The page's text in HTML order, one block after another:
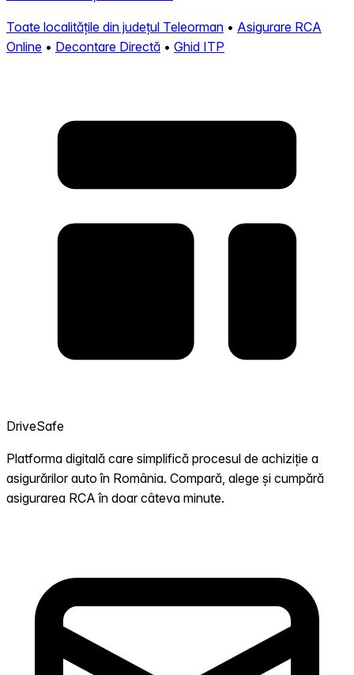
Toate localitățile din județul Teleorman • Asigurare RCA
Online • Decontare Directă • Ghid ITP
DriveSafe
Platforma digitală care simplifică procesul de achiziție a
asigurărilor auto în România. Compară, alege și cumpără
asigurarea RCA în doar câteva minute.